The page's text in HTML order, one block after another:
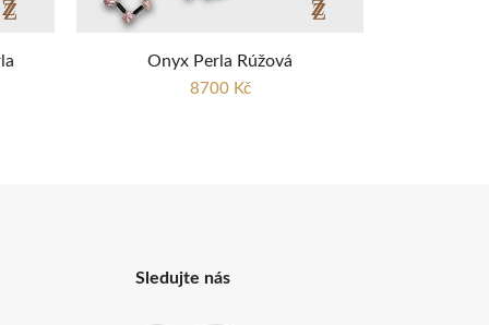
Onyx Perla Rúžová
8700 Kč
Sledujte nás